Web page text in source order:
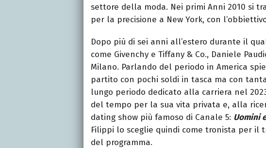
settore della moda. Nei primi Anni 2010 si
per la precisione a New York, con
Dopo più di sei anni all’estero durante il
come Givenchy e Tiffany & Co., Daniele
Milano. Parlando del periodo in America
partito con pochi soldi in tasca ma con
lungo periodo dedicato alla carriera nel
del tempo per la sua vita privata e, alla
dating show più famoso di Canale 5: Uomini
Filippi lo sceglie quindi come tronista per il
del programma.